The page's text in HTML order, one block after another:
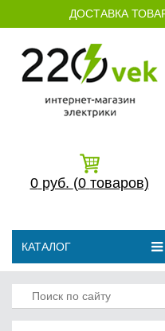
ДОСТАВКА
0 руб. (0 товаров)
КАТАЛОГ